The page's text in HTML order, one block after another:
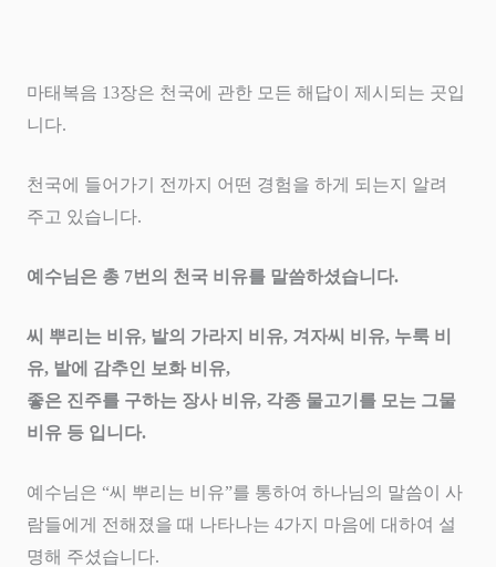
마태복음 13장은 천국에 관한 모든 해답이 제시되는 곳입
니다.
천국에 들어가기 전까지 어떤 경험을 하게 되는지 알려
주고 있습니다.
예수님은 총 7번의 천국 비유를 말씀하셨습니다.
씨 뿌리는 비유, 밭의 가라지 비유, 겨자씨 비유, 누룩 비
유, 밭에 감추인 보화 비유,
좋은 진주를 구하는 장사 비유, 각종 물고기를 모는 그물
비유 등 입니다.
예수님은 “씨 뿌리는 비유”를 통하여 하나님의 말씀이 사
람들에게 전해졌을 때 나타나는 4가지 마음에 대하여 설
명해 주셨습니다.